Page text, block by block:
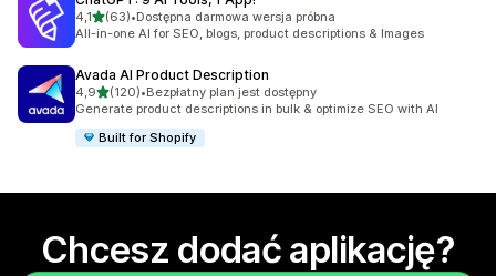
4,1na 5 gwiazdek
(63)
Łączna liczba recenzji: 63
•Dostępna darmowa wersja próbna
All-in-one AI for SEO, blogs, product descriptions & Images
Avada AI Product Description
4,9na 5 gwiazdek
(120)
Łączna liczba recenzji: 120
•Bezpłatny plan jest dostępny
Generate product descriptions in bulk & optimize SEO with AI
Built for Shopify
Chcesz dodać aplikację?